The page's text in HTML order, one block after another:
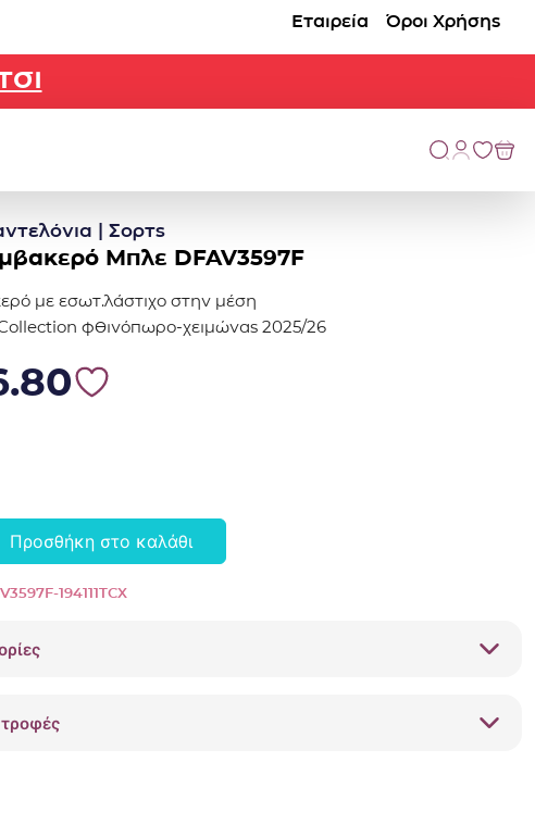
Εταιρεία Όροι Χρήσης
| Σορτς
Μπλε DFAV3597F
με εσωτ.λάστιχο στην μέση
φθινόπωρο-χειμώνας 2025/26
€16.80.
Προσθήκη στο καλάθι
194111TCX